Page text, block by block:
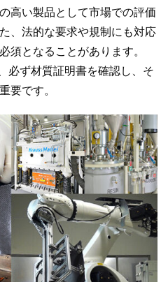
高い製品として市場での評価
、法的な要求や規制にも対応
須となることがあります。
必ず材質証明書を確認し、そ
要です。